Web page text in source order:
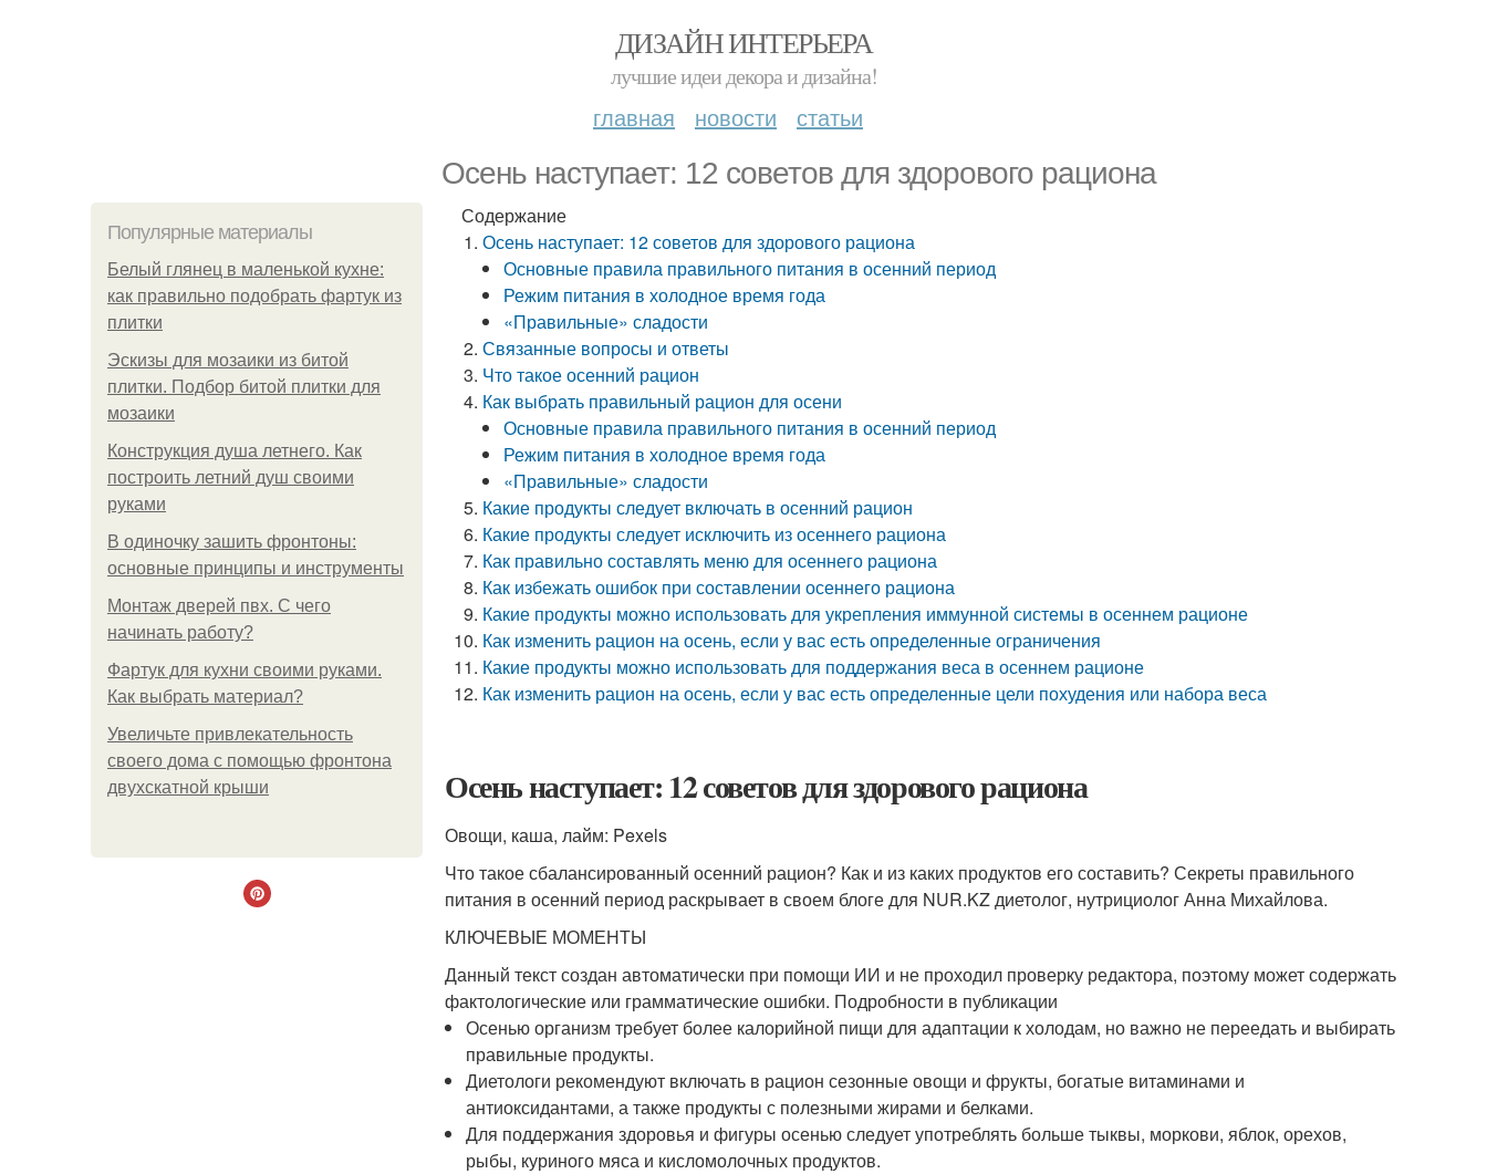
ДИЗАЙН ИНТЕРЬЕРА
лучшие идеи декора и дизайна!
главная новости статьи
Осень наступает: 12 советов для здорового рациона
Популярные материалы
Белый глянец в маленькой кухне:
как правильно подобрать фартук из
плитки
Эскизы для мозаики из битой
плитки. Подбор битой плитки для
мозаики
Конструкция душа летнего. Как
построить летний душ своими
руками
В одиночку зашить фронтоны:
основные принципы и инструменты
Монтаж дверей пвх. С чего
начинать работу?
Фартук для кухни своими руками.
Как выбрать материал?
Увеличьте привлекательность
своего дома с помощью фронтона
двухскатной крыши
Содержание
Осень наступает: 12 советов для здорового рациона
Основные правила правильного питания в осенний период
Режим питания в холодное время года
«Правильные» сладости
Связанные вопросы и ответы
Что такое осенний рацион
Как выбрать правильный рацион для осени
Основные правила правильного питания в осенний период
Режим питания в холодное время года
«Правильные» сладости
Какие продукты следует включать в осенний рацион
Какие продукты следует исключить из осеннего рациона
Как правильно составлять меню для осеннего рациона
Как избежать ошибок при составлении осеннего рациона
Какие продукты можно использовать для укрепления иммунной системы в осеннем рационе
Как изменить рацион на осень, если у вас есть определенные ограничения
Какие продукты можно использовать для поддержания веса в осеннем рационе
Как изменить рацион на осень, если у вас есть определенные цели похудения или набора веса
Осень наступает: 12 советов для здорового рациона
Овощи, каша, лайм: Pexels
Что такое сбалансированный осенний рацион? Как и из каких продуктов его составить? Секреты правильного
питания в осенний период раскрывает в своем блоге для NUR.KZ диетолог, нутрициолог Анна Михайлова.
КЛЮЧЕВЫЕ МОМЕНТЫ
Данный текст создан автоматически при помощи ИИ и не проходил проверку редактора, поэтому может содержать
фактологические или грамматические ошибки. Подробности в публикации
Осенью организм требует более калорийной пищи для адаптации к холодам, но важно не переедать и выбирать
правильные продукты.
Диетологи рекомендуют включать в рацион сезонные овощи и фрукты, богатые витаминами и
антиоксидантами, а также продукты с полезными жирами и белками.
Для поддержания здоровья и фигуры осенью следует употреблять больше тыквы, моркови, яблок, орехов,
рыбы, куриного мяса и кисломолочных продуктов.